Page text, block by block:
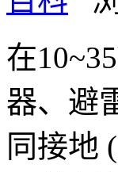
在
器、避
同接地